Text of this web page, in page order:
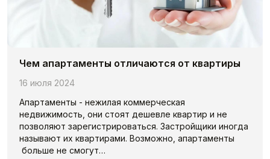
Чем апaртаменты отличаются от квартиры
16 июля 2024
Апартаменты - нежилая коммерческая
недвижимость, они стоят дешевле квартир и не
позволяют зарегистрироваться. Застройщики иногда
называют их квартирами. Возможно, апартаменты
больше не смогут…